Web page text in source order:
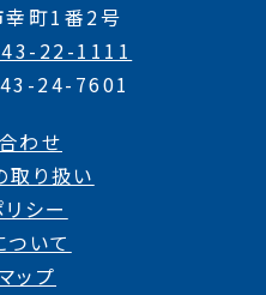
町1番2号
22-1111
24-7601
わせ
取り扱い
シー
いて
ップ